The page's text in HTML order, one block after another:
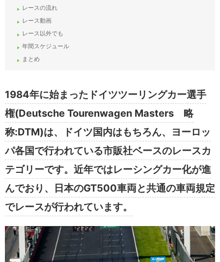
レースの流れ
レース動画
レース以外でも
年間スケジュール
まとめ
1984年に始まったドイツツーリングカー選手
権(Deutsche Tourenwagen Masters 略
称:DTM)は、ドイツ国内はもちろん、ヨーロッ
パ各国で行われている市販社ベースのレースカ
テゴリーです。近年ではレーシングカー化が進
んでおり、日本のGT500車両と共通の車両規定
でレースが行われています。